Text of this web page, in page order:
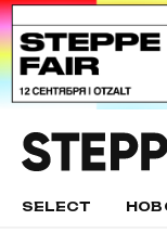
SELECT